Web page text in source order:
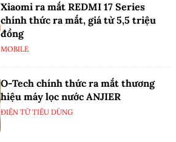
Xiaomi ra mắt REDMI 17 Series
chính thức ra mắt, giá từ 5,5 triệu
đồng
MOBILE
O-Tech chính thức ra mắt thương
hiệu máy lọc nước ANJIER
ĐIỆN TỬ TIÊU DÙNG